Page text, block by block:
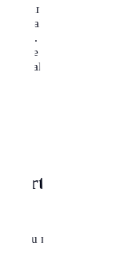
oder
zahlreiche
an. Die
Lage
als das
vor
du nur